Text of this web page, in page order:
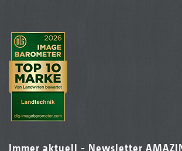
Immer aktuell - Newsletter